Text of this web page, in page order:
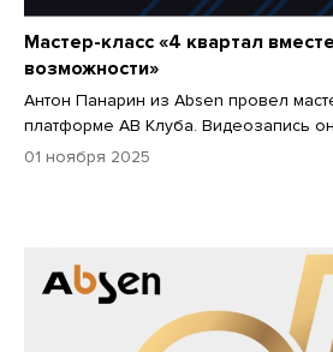
Мастер-класс «4 квартал
возможности»
Антон Панарин из Аbsen провел
платформе АВ Клуба. Видеозапись
01 ноября 2025